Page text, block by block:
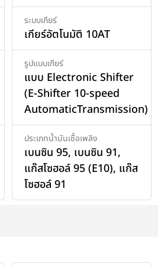
ระบบเกียร์
เกียร์อัตโนมัติ 10AT
รูปแบบเกียร์
แบบ Electronic Shifter
(E-Shifter 10-speed
AutomaticTransmission)
ประเภทน้ำมันเชื้อเพลิง
เบนซิน 95, เบนซิน 91,
แก๊สโซฮอล์ 95 (E10), แก๊ส
โซฮอล์ 91